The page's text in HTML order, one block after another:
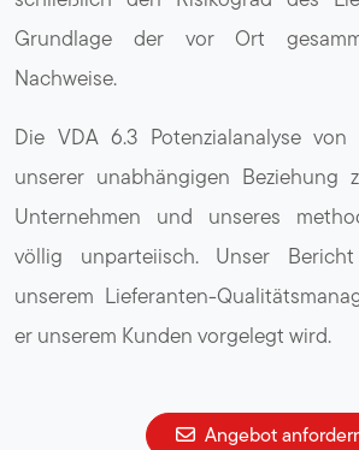
Grundlage der vor Ort
Nachweise.
Die VDA 6.3 Potenzialanalyse
unserer unabhängigen Beziehung
Unternehmen und unseres
völlig unparteiisch. Unser
unserem Lieferanten-
er unserem Kunden vorgelegt wird.
Angebot